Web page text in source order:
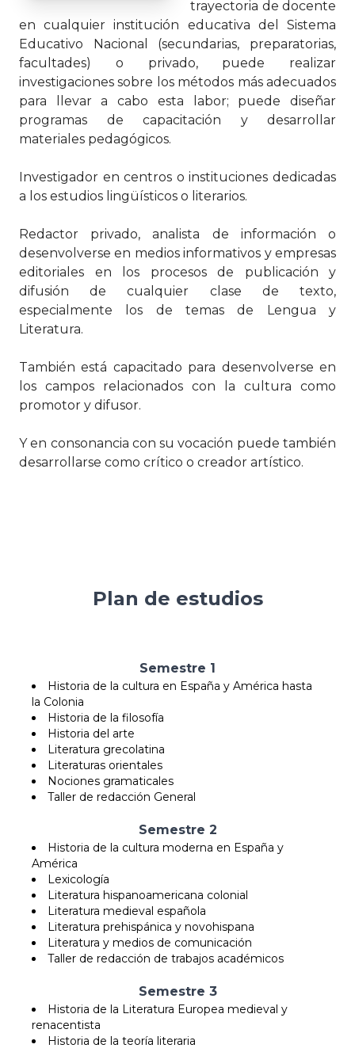
trayectoria de docente
en cualquier institución educativa del Sistema
Educativo Nacional (secundarias, preparatorias,
facultades) o privado, puede realizar
investigaciones sobre los métodos más adecuados
para llevar a cabo esta labor; puede diseñar
programas de capacitación y desarrollar
materiales pedagógicos.
Investigador en centros o instituciones dedicadas
a los estudios lingüísticos o literarios.
Redactor privado, analista de información o
desenvolverse en medios informativos y empresas
editoriales en los procesos de publicación y
difusión de cualquier clase de texto,
especialmente los de temas de Lengua y
Literatura.
También está capacitado para desenvolverse en
los campos relacionados con la cultura como
promotor y difusor.
Y en consonancia con su vocación puede también
desarrollarse como crítico o creador artístico.
Plan de estudios
Semestre 1
Historia de la cultura en España y América hasta
la Colonia
Historia de la filosofía
Historia del arte
Literatura grecolatina
Literaturas orientales
Nociones gramaticales
Taller de redacción General
Semestre 2
Historia de la cultura moderna en España y
América
Lexicología
Literatura hispanoamericana colonial
Literatura medieval española
Literatura prehispánica y novohispana
Literatura y medios de comunicación
Taller de redacción de trabajos académicos
Semestre 3
Historia de la Literatura Europea medieval y
renacentista
Historia de la teoría literaria